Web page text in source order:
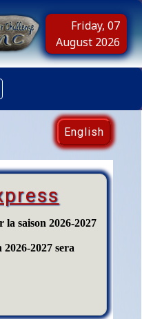
Friday, 07
August 2026
English
la saison 2026-2027
2027 sera